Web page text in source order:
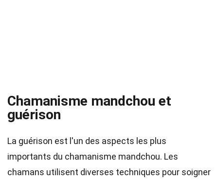
Chamanisme mandchou et
guérison
La guérison est l'un des aspects les plus
importants du chamanisme mandchou. Les
chamans utilisent diverses techniques pour soigner